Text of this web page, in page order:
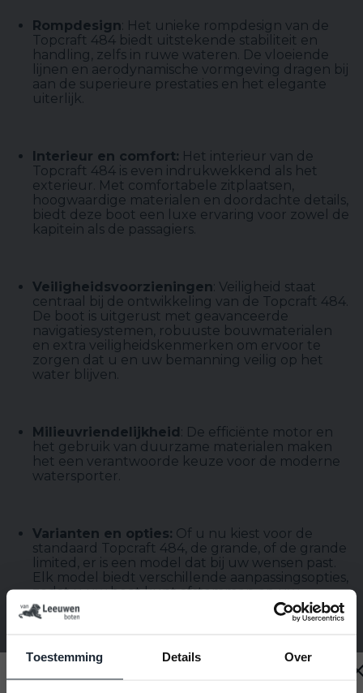
Toestemming Details Over
Rompdesign: Het unieke rompdesign van de
Topcraft 484 biedt uitstekende stabiliteit en
handling, zelfs in ruwe wateren. De vloeiende
lijnen en aerodynamische vormgeving dragen bij
aan de superieure prestaties en het elegante
uiterlijk.
Interieur en comfort: Het interieur van de
Topcraft 484 is even indrukwekkend als het
exterieur. Met comfortabele zitplaatsen,
hoogwaardige materialen en doordachte details,
biedt deze boot een luxe ervaring voor zowel de
kapitein als de passagiers.
Veiligheidsvoorzieningen: Veiligheid staat
centraal bij de ontwikkeling van de Topcraft 484.
De boot is uitgerust met geavanceerde
navigatiesystemen, robuuste bouwmaterialen
en extra veiligheidskenmerken om ervoor te
zorgen dat u en uw bemanning veilig op het
water blijven.
Milieuvriendelijkheid : De efficiënte motor en
het gebruik van duurzame materialen maken
het een verantwoorde keuze voor de moderne
watersporter.
Varianten en opties: Of u nu kiest voor de
standaard Topcraft 484, de grande, of de grande
limited, er is een model dat bij uw wensen past.
Elk model biedt verschillende aanpassingsopties,
zodat u uw boot kunt afstemmen op uw
specifieke behoeften en stijl.